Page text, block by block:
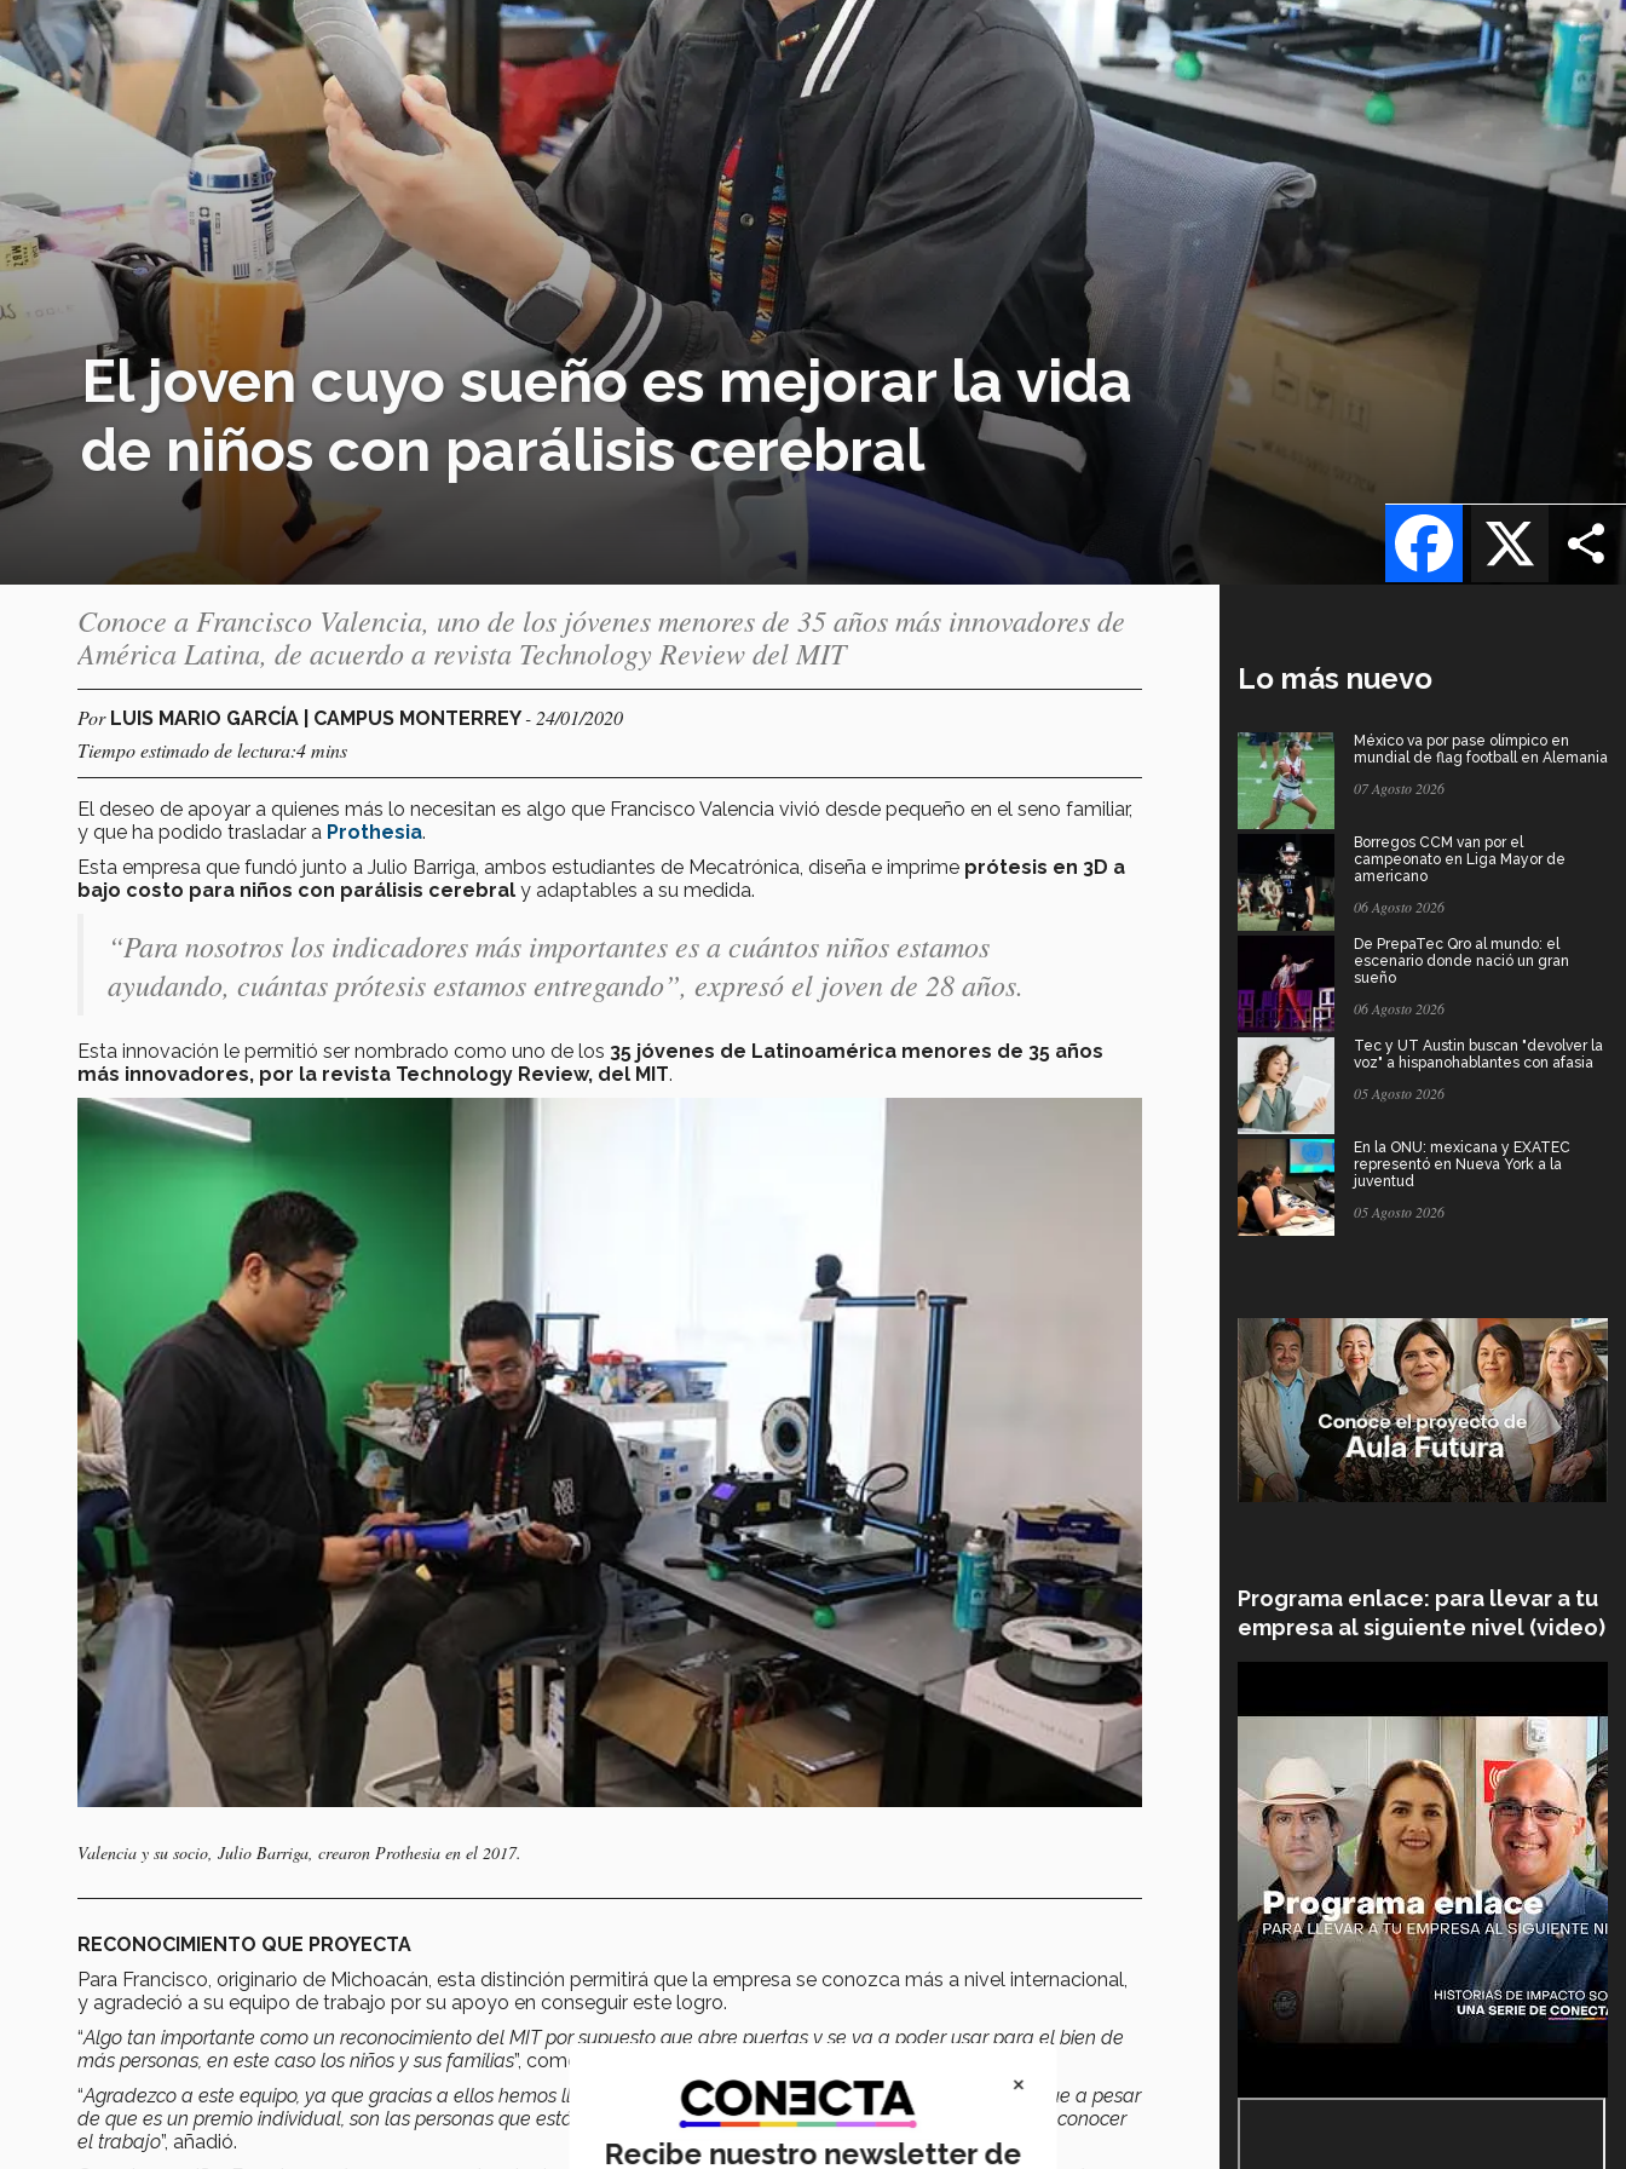
El joven cuyo sueño es mejorar la vida
de niños con parálisis cerebral
X
Facebook
Conoce a Francisco Valencia, uno de los jóvenes menores de 35 años más innovadores de
América Latina, de acuerdo a revista Technology Review del MIT
Por LUIS MARIO GARCÍA | CAMPUS MONTERREY- 24/01/2020
Tiempo estimado de lectura:4 mins
El deseo de apoyar a quienes más lo necesitan es algo que Francisco Valencia vivió desde pequeño en el seno familiar,
y que ha podido trasladar a Prothesia.
Esta empresa que fundó junto a Julio Barriga, ambos estudiantes de Mecatrónica, diseña e imprime prótesis en 3D a
bajo costo para niños con parálisis cerebral y adaptables a su medida.
“Para nosotros los indicadores más importantes es a cuántos niños estamos
ayudando, cuántas prótesis estamos entregando”, expresó el joven de 28 años.
Esta innovación le permitió ser nombrado como uno de los 35 jóvenes de Latinoamérica menores de 35 años
más innovadores, por la revista Technology Review, del MIT.
Valencia y su socio, Julio Barriga, crearon Prothesia en el 2017.
RECONOCIMIENTO QUE PROYECTA
Para Francisco, originario de Michoacán, esta distinción permitirá que la empresa se conozca más a nivel internacional,
y agradeció a su equipo de trabajo por su apoyo en conseguir este logro.
“Algo tan importante como un reconocimiento del MIT por supuesto que abre puertas y se va a poder usar para el bien de
más personas, en este caso los niños y sus familias”, comentó.
“Agradezco a este equipo, ya que gracias a ellos hemos llegado tan lejos. Yo les dije que esto se lo apropien porque a pesar
de que es un premio individual, son las personas que están detrás las que lo hace posible, y lo hicimos para dar a conocer
el trabajo”, añadió.
Lo más nuevo
México va por pase olímpico en
mundial de flag football en Alemania
07 Agosto 2026
Borregos CCM van por el
campeonato en Liga Mayor de
americano
06 Agosto 2026
De PrepaTec Qro al mundo: el
escenario donde nació un gran
sueño
06 Agosto 2026
Tec y UT Austin buscan "devolver la
voz" a hispanohablantes con afasia
05 Agosto 2026
En la ONU: mexicana y EXATEC
representó en Nueva York a la
juventud
05 Agosto 2026
Programa enlace: para llevar a tu
empresa al siguiente nivel (video)
×
Recibe nuestro newsletter de